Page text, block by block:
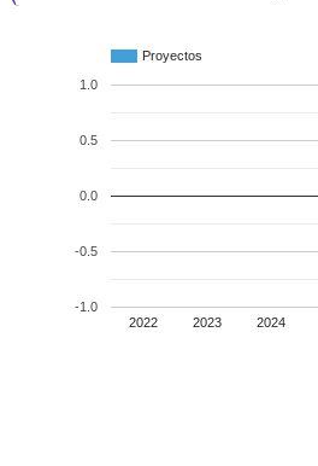
Proyectos
2022 2023 2024
-1.0
-0.5
0.0
0.5
1.0